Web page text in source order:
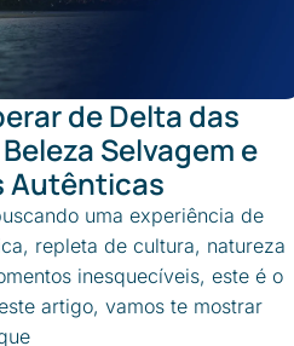
de Delta das
Selvagem e
Autênticas
uma experiência de
repleta de cultura, natureza
inesquecíveis, este é o
artigo, vamos te mostrar